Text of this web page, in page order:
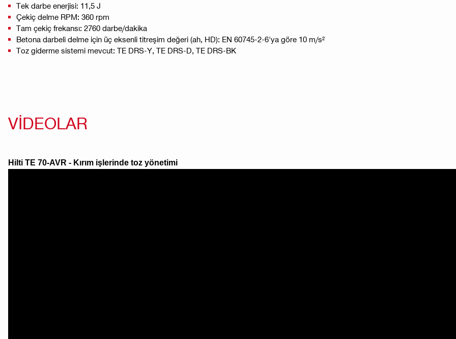
Tek darbe enerjisi: 11,5 J
Çekiç delme RPM: 360 rpm
Tam çekiç frekansı: 2760 darbe/dakika
Betona darbeli delme için üç eksenli titreşim değeri (ah, HD): EN 60745-2-6'ya göre 10 m/s²
Toz giderme sistemi mevcut: TE DRS-Y, TE DRS-D, TE DRS-BK
VIDEOLAR
Hilti TE 70-AVR - Kırım işlerinde toz yönetimi